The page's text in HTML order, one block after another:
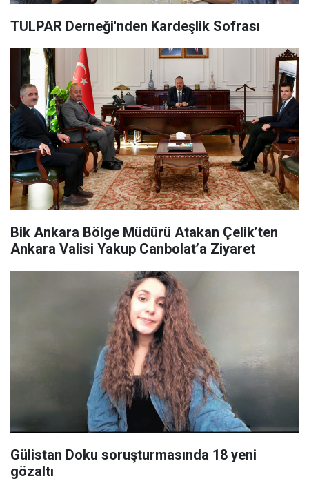
TULPAR Derneği'nden Kardeşlik Sofrası
Bik Ankara Bölge Müdürü Atakan Çelik’ten
Ankara Valisi Yakup Canbolat’a Ziyaret
Gülistan Doku soruşturmasında 18 yeni
gözaltı